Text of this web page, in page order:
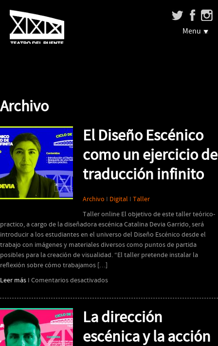
Menu
Archivo
El Diseño Escénico
como un ejercicio de
traducción infinito
Archivo I Digital I Taller
Taller online El objetivo de este taller teórico-
practico, a cargo de la diseñadora escénica Catalina Devia Garrido, será
introducir a los estudiantes en el universo del Diseño Escénico desde el
trabajo con imágenes y materiales diversos como puntos de partida
posibles para la creación de visualidad. “El taller pretende instalar la
reflexión sobre cómo trabajamos […]
Leer más I Comentarios desactivadosen
Diseño
Escénico
como
un
ejercicio
La dirección
escénica y la acción